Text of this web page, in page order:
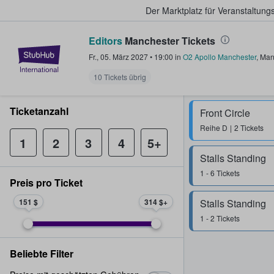
Der Marktplatz für
StubHub - Wo Fans Tickets
Editors Manchester Tickets
Fr., 05. März 2027• 19:00 in O2 Apollo Manchester,
10 Tickets übrig
Front Circle
Reihe D 2 Tickets
Stalls Standing
1 - 6 Tickets
Stalls Standing
1 - 2 Tickets
Ticketanzahl
1 2 3 4 5+
Preis pro Ticket
151 $ 314 $
Beliebte Filter